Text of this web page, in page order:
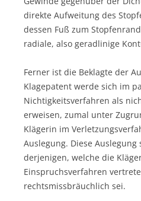
direkte Aufweitung des
dessen Fuß zum
radiale, also geradlinige
Ferner ist die Beklagte der
Klagepatent werde sich im
Nichtigkeitsverfahren als
erweisen, zumal unter
Klägerin im
Auslegung. Diese
derjenigen, welche die
Einspruchsverfahren
rechtsmissbräuchlich sei.